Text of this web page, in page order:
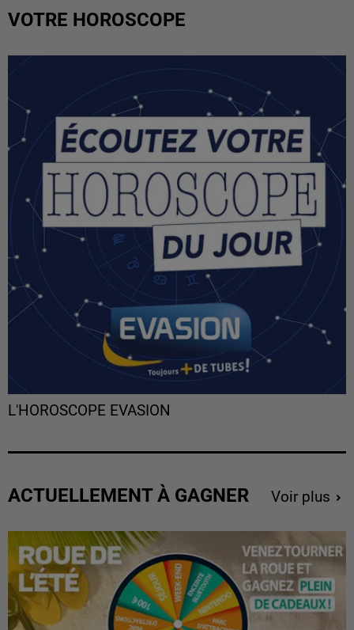
VOTRE HOROSCOPE
L'HOROSCOPE EVASION
ACTUELLEMENT À GAGNER Voir plus